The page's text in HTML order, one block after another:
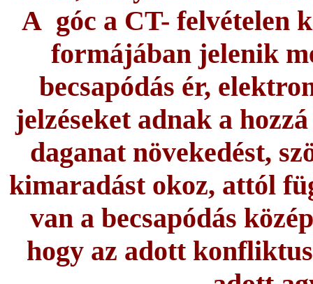
A góc a CT- felvételen
formájában jelenik
becsapódás ér,
jelzéseket adnak a
daganat növekedést,
kimaradást okoz, attól
van a becsapódás
hogy az adott